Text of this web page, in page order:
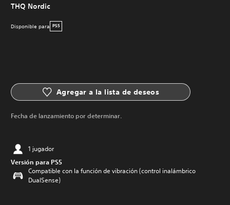
THQ Nordic
Disponible para PS5
Agregar a la lista de deseos
Fecha de lanzamiento por determinar.
1 jugador
Versión para PS5
Compatible con la función de vibración (control inalámbrico
DualSense)